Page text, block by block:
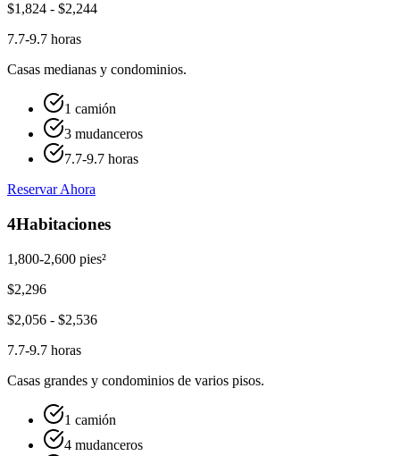
$1,824 - $2,244
7.7-9.7 horas
Casas medianas y condominios.
1 camión
3 mudanceros
7.7-9.7 horas
Reservar Ahora
4Habitaciones
1,800-2,600 pies²
$2,296
$2,056 - $2,536
7.7-9.7 horas
Casas grandes y condominios de varios pisos.
1 camión
4 mudanceros